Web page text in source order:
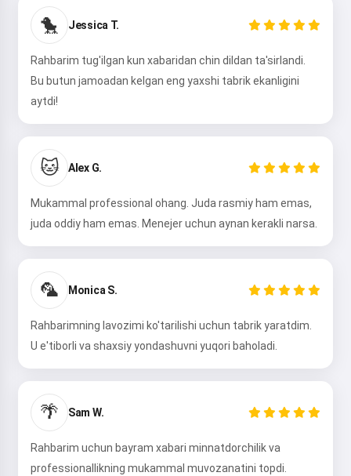
🐤 Jessica T.
Rahbarim tug'ilgan kun xabaridan chin dildan ta'sirlandi.
Bu butun jamoadan kelgan eng yaxshi tabrik ekanligini
aytdi!
🐱 Alex G.
Mukammal professional ohang. Juda rasmiy ham emas,
juda oddiy ham emas. Menejer uchun aynan kerakli narsa.
🦜 Monica S.
Rahbarimning lavozimi ko'tarilishi uchun tabrik yaratdim.
U e'tiborli va shaxsiy yondashuvni yuqori baholadi.
🌴 Sam W.
Rahbarim uchun bayram xabari minnatdorchilik va
professionallikning mukammal muvozanatini topdi.